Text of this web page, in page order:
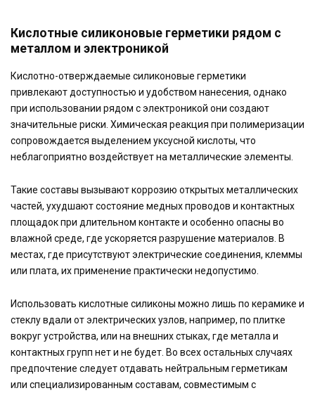
Кислотные силиконовые герметики рядом с
металлом и электроникой
Кислотно-отверждаемые силиконовые герметики
привлекают доступностью и удобством нанесения, однако
при использовании рядом с электроникой они создают
значительные риски. Химическая реакция при полимеризации
сопровождается выделением уксусной кислоты, что
неблагоприятно воздействует на металлические элементы.
Такие составы вызывают коррозию открытых металлических
частей, ухудшают состояние медных проводов и контактных
площадок при длительном контакте и особенно опасны во
влажной среде, где ускоряется разрушение материалов. В
местах, где присутствуют электрические соединения, клеммы
или плата, их применение практически недопустимо.
Использовать кислотные силиконы можно лишь по керамике и
стеклу вдали от электрических узлов, например, по плитке
вокруг устройства, или на внешних стыках, где металла и
контактных групп нет и не будет. Во всех остальных случаях
предпочтение следует отдавать нейтральным герметикам
или специализированным составам, совместимым с